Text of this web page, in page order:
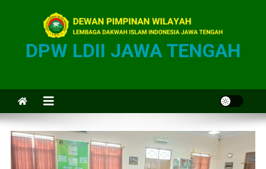
DPW LDII JAWA TENGAH